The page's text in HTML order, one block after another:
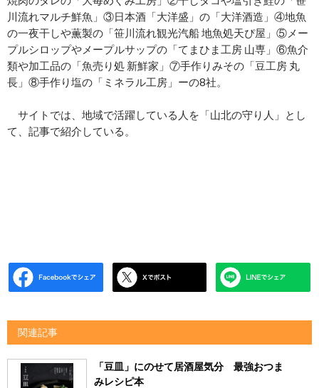
川流れマルチ鮮魚」③日本酒「大洋盛」の「大洋酒造」④地魚
の一夜干しや薫製の「笹川流れ観光汽船 地魚処天ぴ屋」⑤メー
プルシロップやメープルサップの「てまひま工房 山専」⑥魚介
類や加工品の「魚売り処 新鮮家」⑦手作りみその「豆工房 丸
長」⑧手作り塩の「ミネラル工房」ーの8社。
サイトでは、地域で活躍している人を「山北の守り人」とし
て、記事で紹介している。
関連記事
「豆皿」にのせて居酒屋気分 最強おつま
みレシピ本